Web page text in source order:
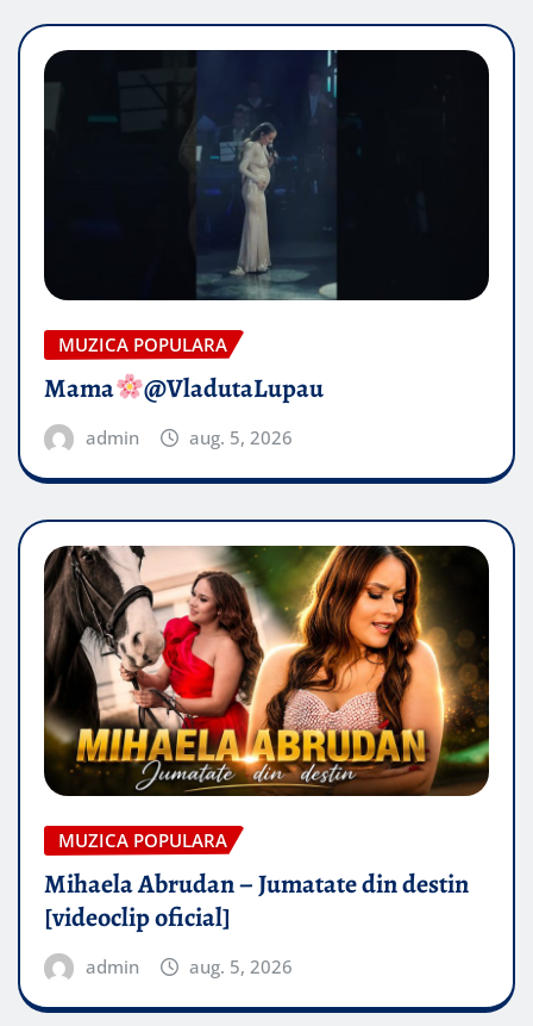
MUZICA POPULARA
Mama @VladutaLupau
admin aug. 5, 2026
MUZICA POPULARA
Mihaela Abrudan – Jumatate din destin
[videoclip oficial]
admin aug. 5, 2026